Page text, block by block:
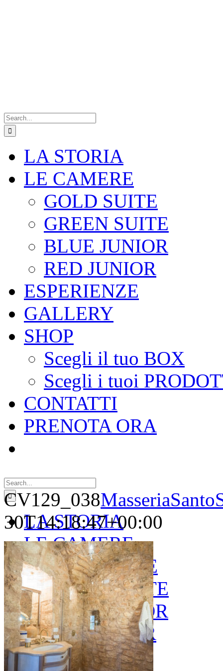
for:
LA STORIA
LE CAMERE
GOLD SUITE
GREEN SUITE
BLUE JUNIOR
RED JUNIOR
ESPERIENZE
GALLERY
SHOP
Scegli il tuo BOX
Scegli i tuoi
CONTATTI
PRENOTA ORA
for:
LA STORIA
LE CAMERE
GOLD SUITE
GREEN SUITE
BLUE JUNIOR
RED JUNIOR
ESPERIENZE
CV129_038
30T14:18:47+00:00